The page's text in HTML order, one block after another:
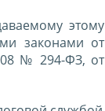
этому
законами от
№ 294-ФЗ, от